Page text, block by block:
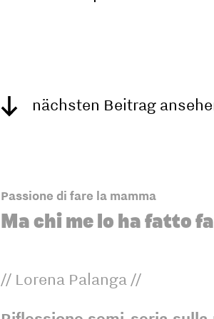
nächsten Beitrag
Passione di fare la mamma
Ma chi me lo ha fatto
// Lorena Palanga //